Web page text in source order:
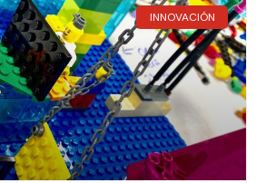
INNOVACIÓN